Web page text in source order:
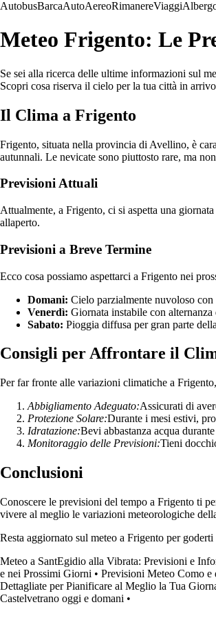
AutobusBarcaAutoAereoRimanereViaggi
Meteo Frigento: Le
Se sei alla ricerca delle ultime informazioni sul
Scopri cosa riserva il cielo per la tua città in
Il Clima a Frigento
Frigento, situata nella provincia di Avellino, è
autunnali. Le nevicate sono piuttosto rare, ma
Previsioni Attuali
Attualmente, a Frigento, ci si aspetta una
allaperto.
Previsioni a Breve Termine
Ecco cosa possiamo aspettarci a Frigento nei
Domani: Cielo parzialmente nuvoloso
Venerdì: Giornata instabile con
Sabato: Pioggia diffusa per gran parte
Consigli per Affrontare il
Per far fronte alle variazioni climatiche a
Abbigliamento Adeguato:Assicurati di
Protezione Solare:Durante i mesi estivi,
Idratazione:Bevi abbastanza acqua
Monitoraggio delle Previsioni:Tieni
Conclusioni
Conoscere le previsioni del tempo a Frigento ti
vivere al meglio le variazioni meteorologiche
Resta aggiornato sul meteo a Frigento per
Meteo a SantEgidio alla Vibrata: Previsioni e
e nei Prossimi Giorni • Previsioni Meteo Como
Dettagliate per Pianificare al Meglio la Tua
Castelvetrano oggi e domani •